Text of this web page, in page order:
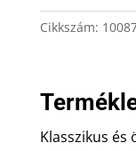
medál
lánccal
mennyiség
Cikkszám:
Klasszikus és